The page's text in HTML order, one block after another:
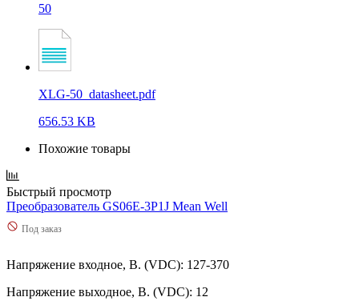
50
XLG-50_datasheet.pdf
656.53 KB
Похожие товары
Быстрый просмотр
Преобразователь GS06E-3P1J Mean Well
Под заказ
Напряжение входное, В. (VDC): 127-370
Напряжение выходное, В. (VDC): 12